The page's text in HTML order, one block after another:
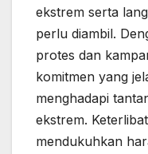
ekstrem serta
perlu diambil.
protes dan
komitmen yang
menghadapi
ekstrem.
mendukuhkan